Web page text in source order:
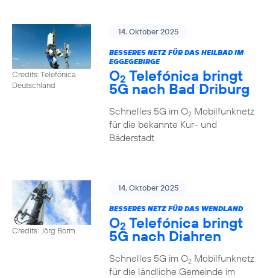
Credits: Telefónica
Deutschland
14. Oktober 2025
BESSERES NETZ FÜR DAS HEILBAD IM
EGGEGEBIRGE
O2 Telefónica bringt
5G nach Bad Driburg
Schnelles 5G im O2Mobilfunknetz
für die bekannte Kur- und
Bäderstadt
Credits: Jörg Borm
14. Oktober 2025
BESSERES NETZ FÜR DAS WENDLAND
O2 Telefónica bringt
5G nach Diahren
Schnelles 5G im O2Mobilfunknetz
für die ländliche Gemeinde im